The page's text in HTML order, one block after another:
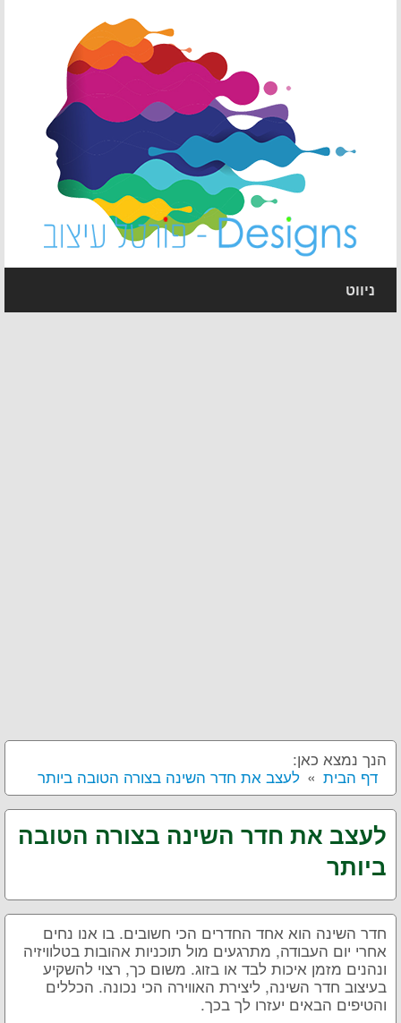
ניווט
הנך נמצא כאן:
דף הבית
לעצב את חדר השינה בצורה הטובה ביותר
לעצב את חדר השינה בצורה הטובה
ביותר
חדר השינה הוא אחד החדרים הכי חשובים. בו אנו נחים
אחרי יום העבודה, מתרגעים מול תוכניות אהובות בטלוויזיה
ונהנים מזמן איכות לבד או בזוג. משום כך, רצוי להשקיע
בעיצוב חדר השינה, ליצירת האווירה הכי נכונה. הכללים
והטיפים הבאים יעזרו לך בכך.